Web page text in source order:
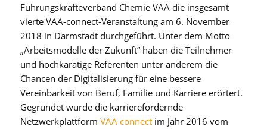
Führungskräfteverband Chemie VAA die insgesamt
vierte VAA-connect-Veranstaltung am 6. November
2018 in Darmstadt durchgeführt. Unter dem Motto
„Arbeitsmodelle der Zukunft“ haben die Teilnehmer
und hochkarätige Referenten unter anderem die
Chancen der Digitalisierung für eine bessere
Vereinbarkeit von Beruf, Familie und Karriere erörtert.
Gegründet wurde die karrierefördernde
Netzwerkplattform VAA connectim Jahr 2016 vom